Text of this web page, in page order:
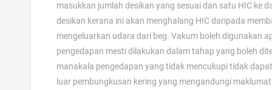
masukkan jumlah desikan yang sesuai dan satu HIC ke
desikan kerana ini akan menghalang HIC daripada
mengeluarkan udara dari beg. Vakum boleh digunakan
pengedapan mesti dilakukan dalam tahap yang boleh
manakala pengedapan yang tidak mencukupi tidak
luar pembungkusan kering yang mengandungi